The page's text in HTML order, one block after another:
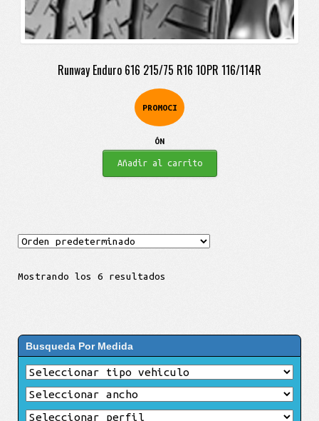
Runway Enduro 616 215/75 R16 10PR 116/114R
PROMOCI
ÓN
Añadir al carrito
Mostrando los 6 resultados
Busqueda Por Medida